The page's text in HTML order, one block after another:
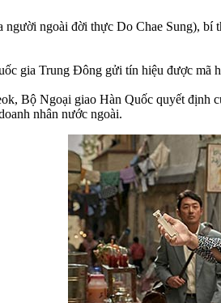
người ngoài đời thực Do Chae Sung),
gia Trung Đông gửi tín hiệu được mã
Bộ Ngoại giao Hàn Quốc quyết
nhân nước ngoài.